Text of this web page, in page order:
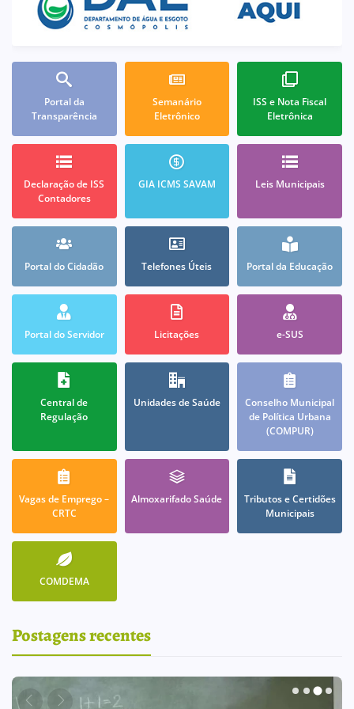
Portal da
Transparência
Semanário
Eletrônico
ISS e Nota Fiscal
Eletrônica
Declaração de ISS
Contadores
GIA ICMS SAVAM Leis Municipais
Portal do Cidadão Telefones Úteis Portal da Educação
Portal do Servidor Licitações e-SUS
Central de
Regulação
Unidades de Saúde
Conselho Municipal
de Política Urbana
(COMPUR)
Vagas de Emprego –
CRTC
Almoxarifado Saúde
Tributos e Certidões
Municipais
COMDEMA
Postagens recentes